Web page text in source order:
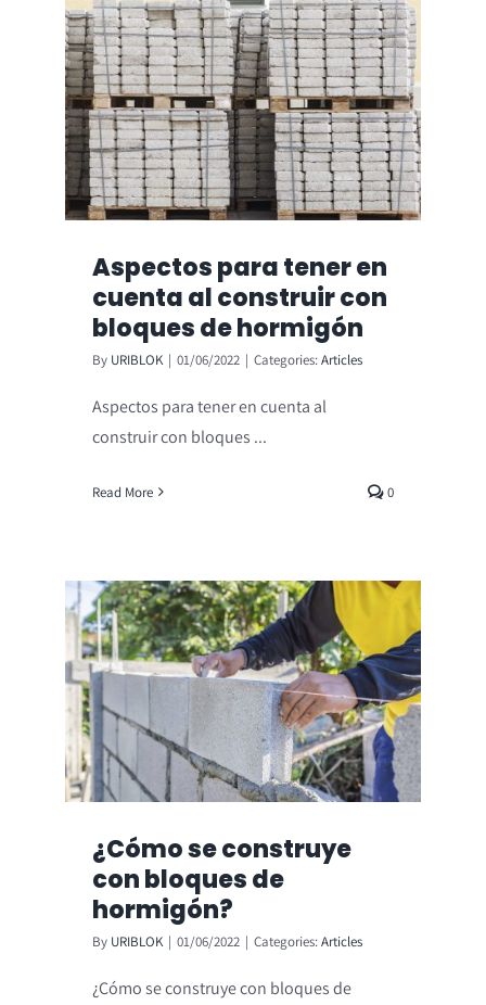
Aspectos para tener en
cuenta al construir con
bloques de hormigón
By URIBLOK | 01/06/2022 | Categories:Articles
Aspectos para tener en cuenta al
construir con bloques ...
Read More 0
¿Cómo se construye
con bloques de
hormigón?
By URIBLOK | 01/06/2022 | Categories:Articles
¿Cómo se construye con bloques de